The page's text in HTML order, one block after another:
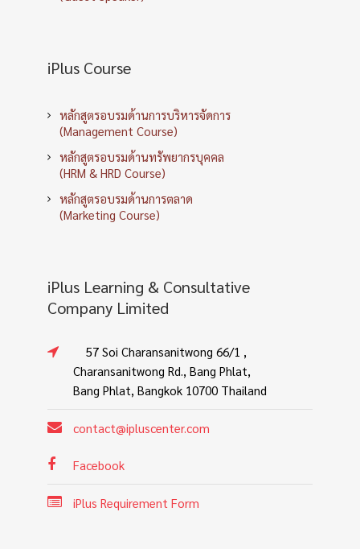
iPlus Course
หลักสูตรอบรมด้านการบริหารจัดการ
(Management Course)
หลักสูตรอบรมด้านทรัพยากรบุคคล
(HRM & HRD Course)
หลักสูตรอบรมด้านการตลาด
(Marketing Course)
iPlus Learning & Consultative
Company Limited
57 Soi Charansanitwong 66/1 ,
Charansanitwong Rd., Bang Phlat,
Bang Phlat, Bangkok 10700 Thailand
contact@ipluscenter.com
Facebook
iPlus Requirement Form